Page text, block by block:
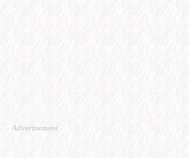
Advertisement